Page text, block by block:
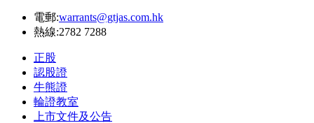
電郵:warrants@gtjas.com.hk
熱線:2782 7288
正股
認股證
牛熊證
輪證教室
上市文件及公告